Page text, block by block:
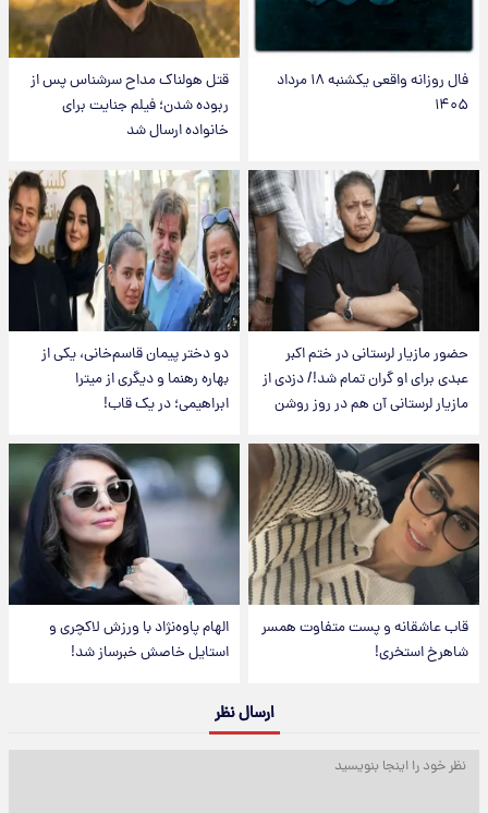
فال روزانه واقعی یکشنبه ۱۸ مرداد
۱۴۰۵
قتل هولناک مداح سرشناس پس از
ربوده شدن؛ فیلم جنایت برای
خانواده ارسال شد
حضور مازیار لرستانی در ختم اکبر
عبدی برای او گران تمام شد!/ دزدی از
مازیار لرستانی آن هم در روز روشن
دو دختر پیمان قاسم‌خانی، یکی از
بهاره رهنما و دیگری از میترا
ابراهیمی؛ در یک قاب!
قاب عاشقانه و پست متفاوت همسر
شاهرخ استخری!
الهام پاوه‌نژاد با ورزش لاکچری و
استایل خاصش خبرساز شد!
ارسال نظر